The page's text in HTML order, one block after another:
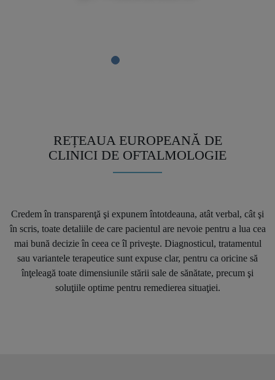
REȚEAUA EUROPEANĂ DE
CLINICI DE OFTALMOLOGIE
Credem în transparenţă şi expunem întotdeauna, atât verbal, cât şi
în scris, toate detaliile de care pacientul are nevoie pentru a lua cea
mai bună decizie în ceea ce îl priveşte. Diagnosticul, tratamentul
sau variantele terapeutice sunt expuse clar, pentru ca oricine să
înţeleagă toate dimensiunile stării sale de sănătate, precum şi
soluţiile optime pentru remedierea situaţiei.